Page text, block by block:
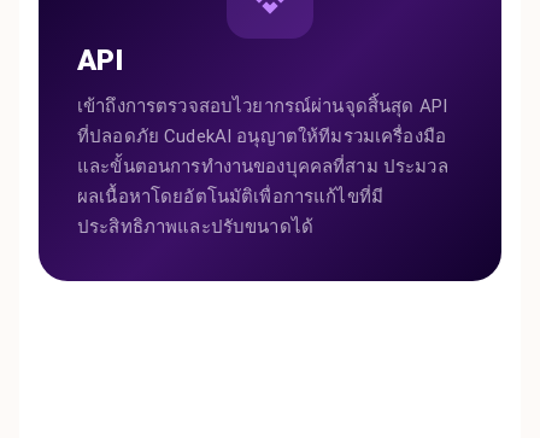
API
เข้าถึงการตรวจสอบไวยากรณ์ผ่านจุดสิ้นสุด API
ที่ปลอดภัย CudekAI อนุญาตให้ทีมรวมเครื่องมือ
และขั้นตอนการทำงานของบุคคลที่สาม ประมวล
ผลเนื้อหาโดยอัตโนมัติเพื่อการแก้ไขที่มี
ประสิทธิภาพและปรับขนาดได้